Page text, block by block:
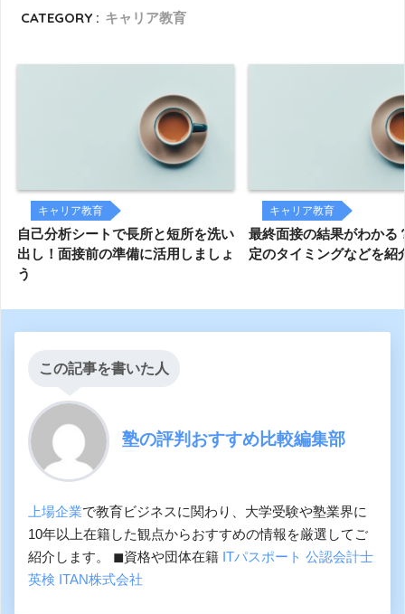
CATEGORY : キャリア教育
キャリア教育
自己分析シートで長所と短所を洗い
出し！面接前の準備に活用しましょ
う
キャリア教育
最終面接の結果がわかる
定のタイミングなどを紹
この記事を書いた人
塾の評判おすすめ比較編集部
上場企業で教育ビジネスに関わり、大学受験や塾業界に
10年以上在籍した観点からおすすめの情報を厳選してご
紹介します。 ◼︎資格や団体在籍 ITパスポート 公認会計士
英検 ITAN株式会社